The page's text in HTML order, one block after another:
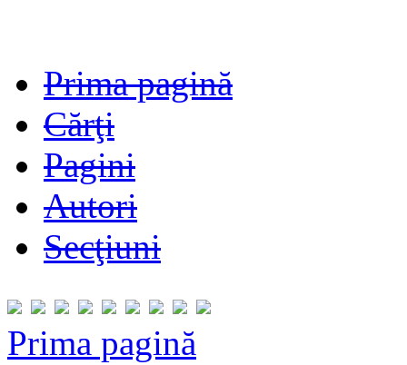
Prima pagină
Cărţi
Pagini
Autori
Secţiuni
Prima pagină